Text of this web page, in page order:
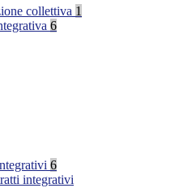
collettiva 1
6
6
integrativi